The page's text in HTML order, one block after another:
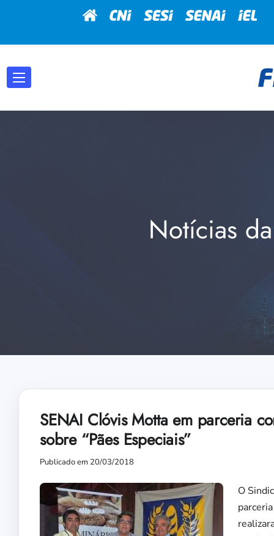
Notícias
SENAI Clóvis Motta em parceria
sobre “Pães Especiais”
Publicado em 20/03/2018
O